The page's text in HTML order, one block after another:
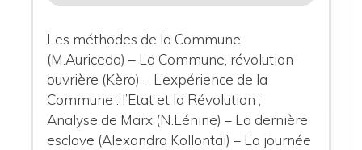
Les méthodes de la Commune
(M.Auricedo) – La Commune, révolution
ouvrière (Kèro) – L’expérience de la
Commune : l’Etat et la Révolution ;
Analyse de Marx (N.Lénine) – La dernière
esclave (Alexandra Kollontai) – La journée